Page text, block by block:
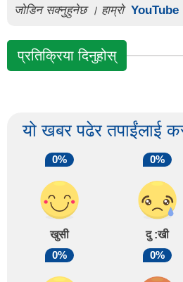
जोडिन सक्नुहुनेछ । हाम्रो YouTube
प्रतिक्रिया दिनुहोस्
यो खबर पढेर तपाईंलाई
0%
खुसी
0%
दु :खी
0%
0%